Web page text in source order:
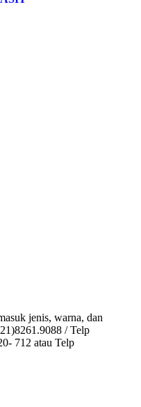
jenis, warna, dan
/ Telp
712 atau Telp